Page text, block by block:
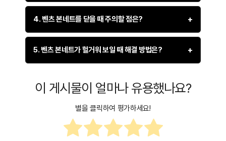
레버를 한 번 당겨 본네트를 살짝 연 상태로 만듭니다.
차량 앞쪽으로 이동하여 본네트 중앙의 잠금 해제 레버
를 누릅니다.
본네트를 위로 들어 올리면 열리며, 스테이를 이용해 고
정할 수 있습니다.
있으나, 대부분 왼쪽 하단부에 있습니다. 레버를 당기면
본네트가 약간 열리고, 이후 차량 앞쪽에서 추가적인 잠금
보세요:
본네트가 닫힌 상태에서 가볍게 눌러본 후 다시 시도해
케이블이 끊어졌거나 레버가 고장 났을 경우, 서비스센
터 방문이 필요할 수 있습니다.
4. 벤츠 본네트를 닫을 때 주의할 점은?
양쪽이 균형 있게 닫혔는지 확인하세요.
살짝 눌러서 완전히 잠겼는지 확인 후 차량을 운행하세
5. 벤츠 본네트가 헐거워 보일 때 해결 방법은?
높습니다. 다음을 확인해 보세요:
양쪽이 균형 있게 닫혔는지 확인합니다.
이 게시물이 얼마나 유용했나요?
별을 클릭하여 평가하세요!